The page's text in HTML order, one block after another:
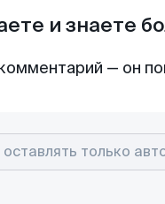
и знаете
— он